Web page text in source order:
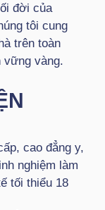
đời của
tôi cung
trên toàn
vững vàng.
cao đẳng y,
nghiệm làm
tối thiểu 18